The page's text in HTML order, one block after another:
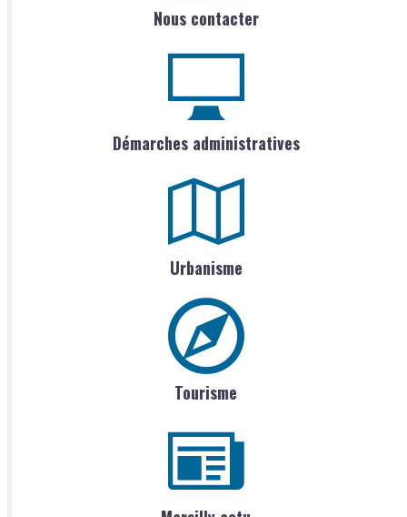
Nous contacter
Démarches administratives
Urbanisme
Tourisme